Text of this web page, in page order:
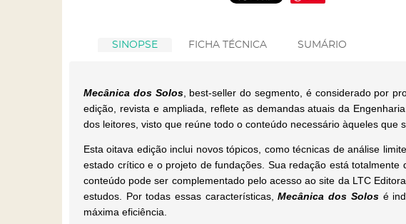
SINOPSE FICHA TÉCNICA SUMÁRIO
Mecânica dos Solos, best-seller do segmento, é considerado por
edição, revista e ampliada, reflete as demandas atuais da
dos leitores, visto que reúne todo o conteúdo necessário àqueles
Esta oitava edição inclui novos tópicos, como técnicas de análise
estado crítico e o projeto de fundações. Sua redação está
conteúdo pode ser complementado pelo acesso ao site da LTC
estudos. Por todas essas características,Mecânica dos Solosé
máxima eficiência.